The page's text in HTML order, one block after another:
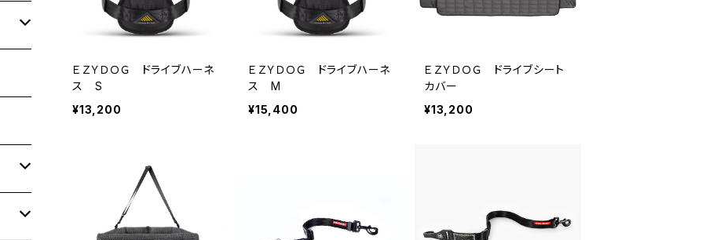
ＥＺＹＤＯＧ ドライブハーネ
ス S
¥13,200
ＥＺＹＤＯＧ ドライブハーネ
ス M
¥15,400
ＥＺＹＤＯＧ ドライブシート
カバー
¥13,200